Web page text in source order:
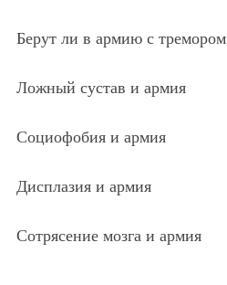
Берут ли в армию с тремором
Ложный сустав и армия
Социофобия и армия
Дисплазия и армия
Сотрясение мозга и армия